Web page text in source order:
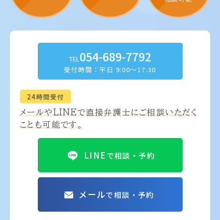
TEL054-689-7792
受付時間：平日 9:00～17:30
メールやLINEで直接弁護士にご相談いただく
ことも可能です。
LINEで相談・予約
メールで相談・予約